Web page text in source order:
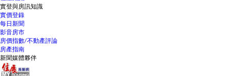
實登與房訊知識
實價登錄
每日新聞
影音房市
房價指數/不動產評論
房產指南
新聞媒體夥伴